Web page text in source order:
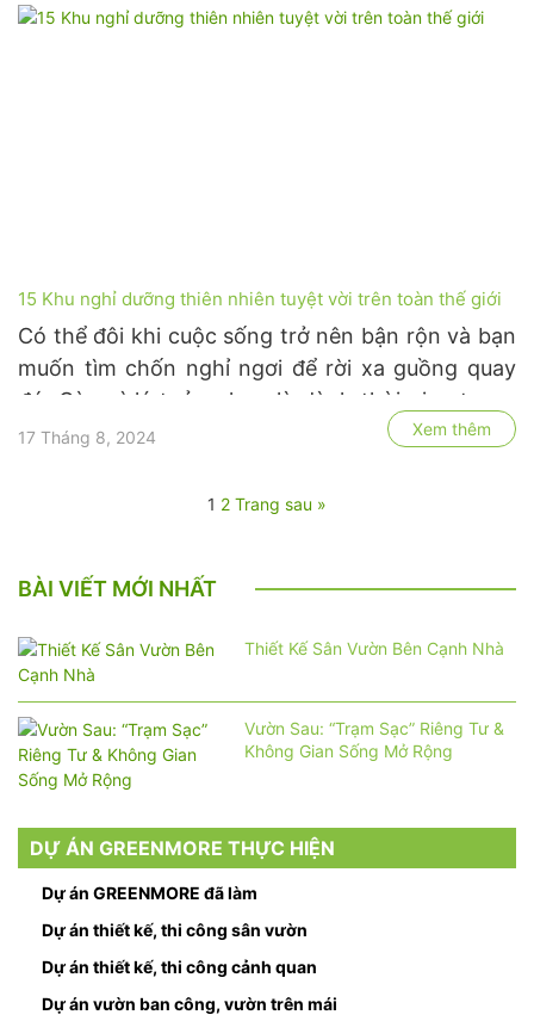
nghỉ dưỡng …
15 Khu nghỉ dưỡng thiên nhiên tuyệt vời trên toàn thế giới
Có thể đôi khi cuộc sống trở nên bận rộn và bạn
muốn tìm chốn nghỉ ngơi để rời xa guồng quay
đó. Còn gì lý tưởng hơn là dành thời gian trong
một rừng nhiệt đới tươi tốt hoặc những ngọn núi
không gian xanh …
17 Tháng 8, 2024 Xem thêm
1 2 Trang sau »
BÀI VIẾT MỚI NHẤT
Thiết Kế Sân Vườn Bên Cạnh Nhà
Vườn Sau: “Trạm Sạc” Riêng Tư &
Không Gian Sống Mở Rộng
DỰ ÁN GREENMORE THỰC HIỆN
Dự án GREENMORE đã làm
Dự án thiết kế, thi công sân vườn
Dự án thiết kế, thi công cảnh quan
Dự án vườn ban công, vườn trên mái